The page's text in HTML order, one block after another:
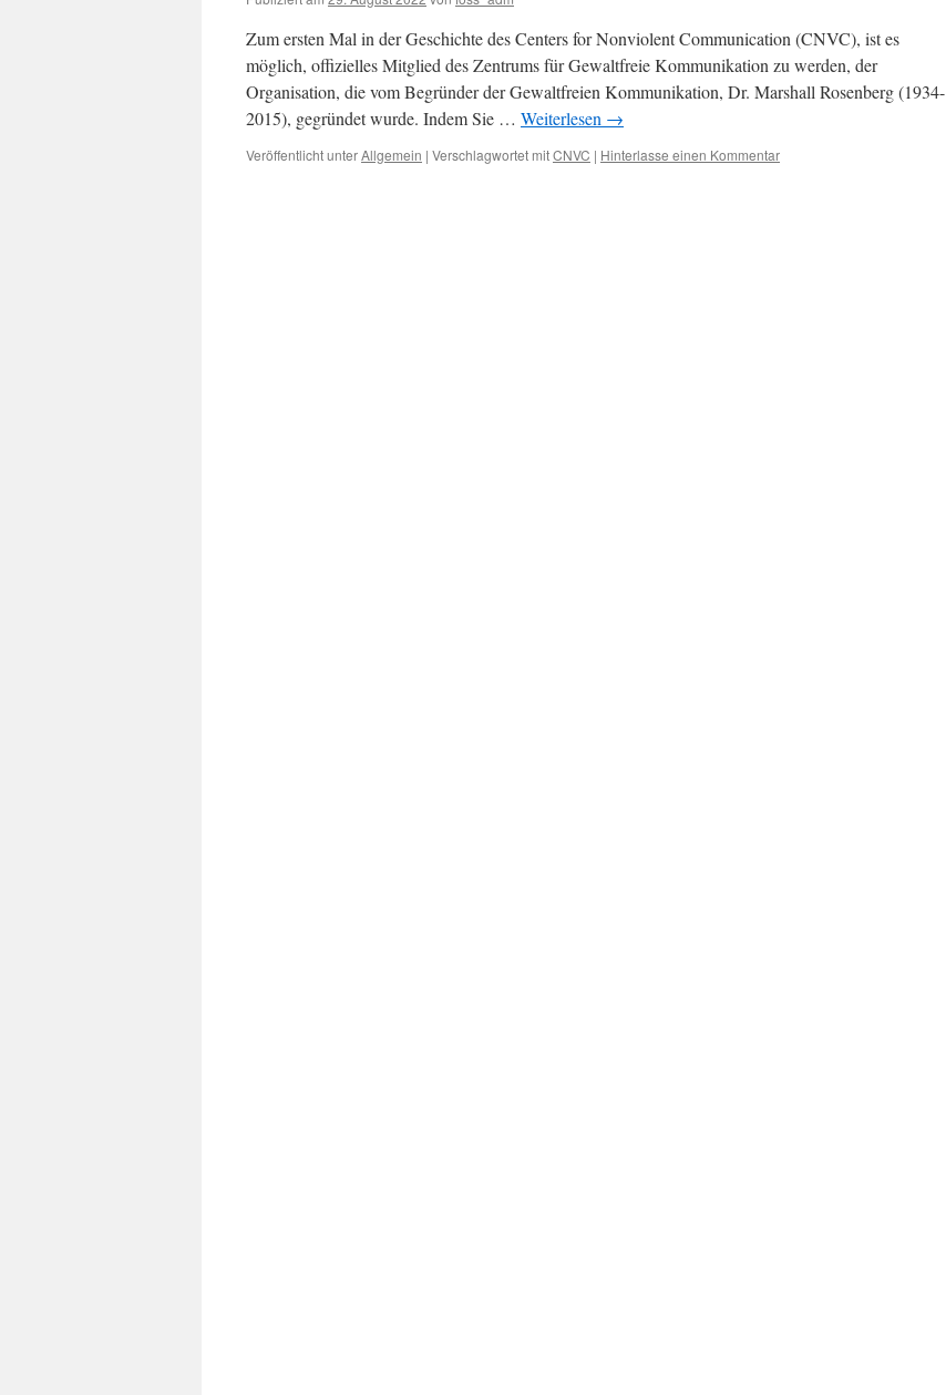
Zum ersten Mal in der Geschichte des Centers for Nonviolent Communication (CNVC), ist es
möglich, offizielles Mitglied des Zentrums für Gewaltfreie Kommunikation zu werden, der
Organisation, die vom Begründer der Gewaltfreien Kommunikation, Dr. Marshall Rosenberg (1934-
2015), gegründet wurde. Indem Sie … Weiterlesen →
Veröffentlicht unterAllgemein | Verschlagwortet mitCNVC | Hinterlasse einen Kommentar